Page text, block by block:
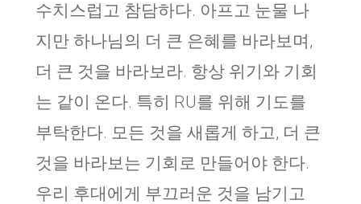
수치스럽고 참담하다. 아프고 눈물 나
지만 하나님의 더 큰 은혜를 바라보며,
더 큰 것을 바라보라. 항상 위기와 기회
는 같이 온다. 특히 RU를 위해 기도를
부탁한다. 모든 것을 새롭게 하고, 더 큰
것을 바라보는 기회로 만들어야 한다.
우리 후대에게 부끄러운 것을 남기고